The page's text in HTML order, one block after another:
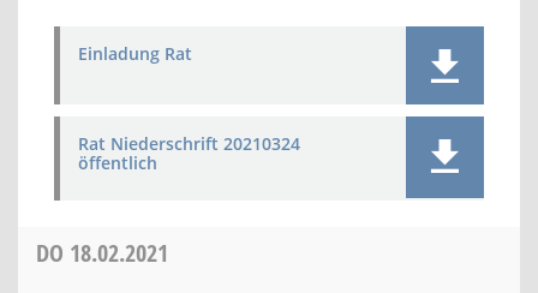
Einladung Rat
Rat Niederschrift 20210324
öffentlich
DO 18.02.2021